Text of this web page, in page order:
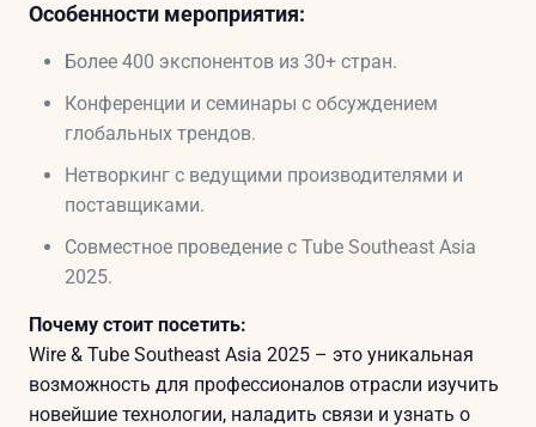
Особенности мероприятия:
Более 400 экспонентов из 30+ стран.
Конференции и семинары с обсуждением
глобальных трендов.
Нетворкинг с ведущими производителями и
поставщиками.
Совместное проведение с Tube Southeast Asia
2025.
Почему стоит посетить:
Wire & Tube Southeast Asia 2025 – это уникальная
возможность для профессионалов отрасли изучить
новейшие технологии, наладить связи и узнать о